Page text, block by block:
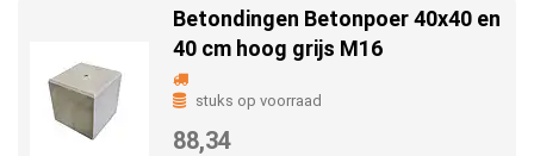
Betondingen Betonpoer 40x40 en
40 cm hoog grijs M16
stuks op voorraad
88,34